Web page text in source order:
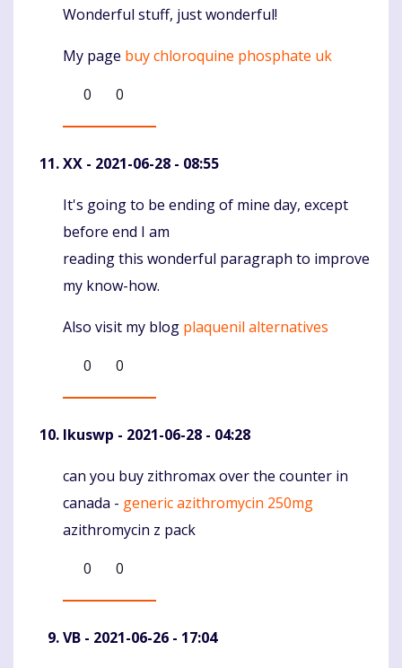
Wonderful stuff, just wonderful!
My page buy chloroquine phosphate uk
0
0
XX - 2021-06-28 - 08:55
Komentaras
It's going to be ending of mine day, except
before end I am
reading this wonderful paragraph to improve
my know-how.
Also visit my blog plaquenil alternatives
0
0
Ikuswp - 2021-06-28 - 04:28
Komentaras
can you buy zithromax over the counter in
canada - generic azithromycin 250mg
azithromycin z pack
0
0
VB - 2021-06-26 - 17:04